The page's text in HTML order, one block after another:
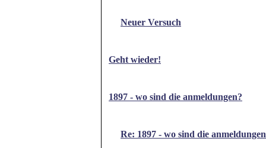
Neuer Versuch
Geht wieder!
1897 - wo sind die anmeldungen?
Re: 1897 - wo sind die